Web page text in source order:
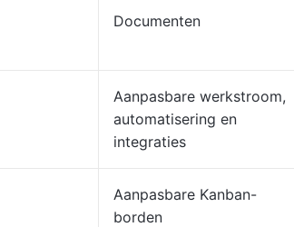
Documenten
Aanpasbare werkstroom,
automatisering en
integraties
Aanpasbare Kanban-
borden